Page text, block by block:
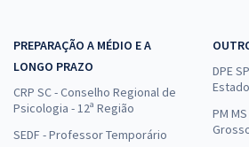
PREPARAÇÃO A MÉDIO E A
LONGO PRAZO
CRP SC - Conselho Regional de
Psicologia - 12ª Região
SEDF - Professor Temporário
DPE
PM